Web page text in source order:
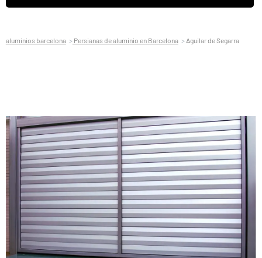
aluminios barcelona Persianas de aluminio en Barcelona Aguilar de Segarra